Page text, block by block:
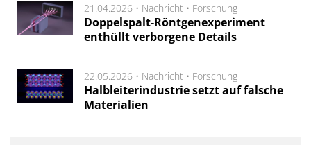
21.04.2026 • Nachricht • Forschung
Doppelspalt-Röntgenexperiment
enthüllt verborgene Details
22.05.2026 • Nachricht • Forschung
Halbleiterindustrie setzt auf falsche
Materialien